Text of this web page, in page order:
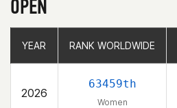
OPEN
YEAR RANK WORLDWIDE
2026
63459th
Women
YEAR RANK WORLDWIDE